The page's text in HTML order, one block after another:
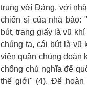
trung với Đảng, với
chiến sĩ của nhà báo:
bút, trang giấy là vũ
chúng ta, cái bút là vũ
viên quần chúng đoàn
chống chủ nghĩa đế
thế giới" (4). Để hoàn